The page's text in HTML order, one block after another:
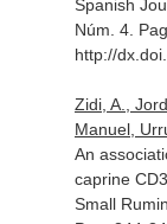
Spanish
Núm. 4.
http://
Zidi, A.,
Manuel,
An
caprine
Small